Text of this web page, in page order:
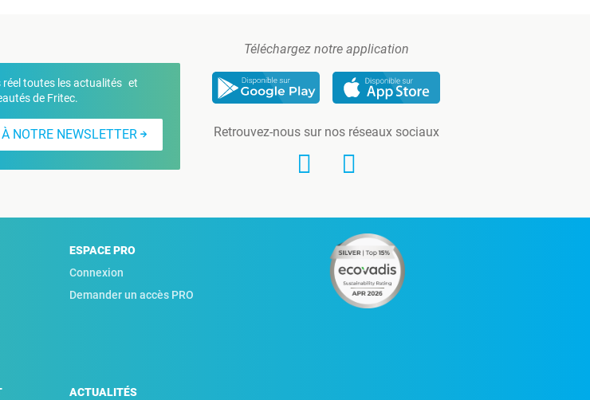
réel toutes les actualités et
de Fritec.
NOTRE NEWSLETTER
Téléchargez notre application
Retrouvez-nous sur nos réseaux sociaux
ESPACE PRO
Connexion
Demander un accès PRO
ACTUALITÉS